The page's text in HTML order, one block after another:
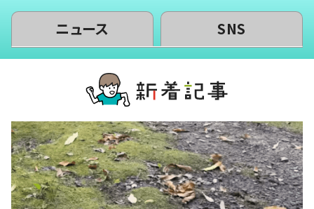
ニュース SNS